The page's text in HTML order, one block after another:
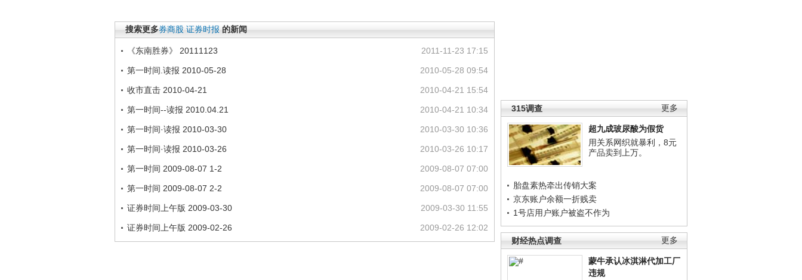
更多
315调查
超九成玻尿酸为假货
用关系网织就暴利，8元
产品卖到上万。
胎盘素热牵出传销大案
京东账户余额一折贱卖
1号店用户账户被盗不作为
更多
财经热点调查
蒙牛承认冰淇淋代加工厂
违规
搜索更多券商股 证券时报 的新闻
2011-11-23 17:15
《东南胜券》 20111123
2010-05-28 09:54
第一时间.读报 2010-05-28
2010-04-21 15:54
收市直击 2010-04-21
2010-04-21 10:34
第一时间--读报 2010.04.21
2010-03-30 10:36
第一时间·读报 2010-03-30
2010-03-26 10:17
第一时间·读报 2010-03-26
2009-08-07 07:00
第一时间 2009-08-07 1-2
2009-08-07 07:00
第一时间 2009-08-07 2-2
2009-03-30 11:55
证券时间上午版 2009-03-30
2009-02-26 12:02
证券时间上午版 2009-02-26